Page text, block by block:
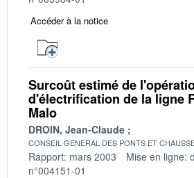
Accéder à la notice
Surcoût estimé de
d'électrification de la ligne
Malo
DROIN, Jean-Claude
CONSEIL GENERAL DES PONTS ET
Rapport: mars 2003 Mise en ligne:
n°004151-01